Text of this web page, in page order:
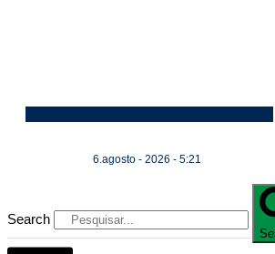
6.agosto - 2026 - 5:21
Search